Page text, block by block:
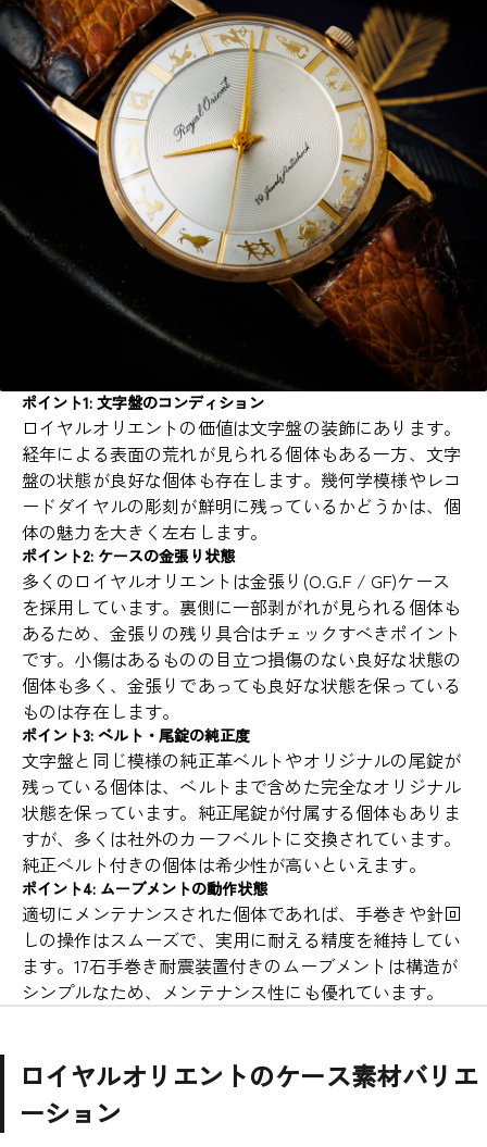
ポイント1: 文字盤のコンディション
ロイヤルオリエントの価値は文字盤の装飾にあります。
経年による表面の荒れが見られる個体もある一方、文字
盤の状態が良好な個体も存在します。幾何学模様やレコ
ードダイヤルの彫刻が鮮明に残っているかどうかは、個
体の魅力を大きく左右します。
ポイント2: ケースの金張り状態
多くのロイヤルオリエントは金張り(O.G.F / GF)ケース
を採用しています。裏側に一部剥がれが見られる個体も
あるため、金張りの残り具合はチェックすべきポイント
です。小傷はあるものの目立つ損傷のない良好な状態の
個体も多く、金張りであっても良好な状態を保っている
ものは存在します。
ポイント3: ベルト・尾錠の純正度
文字盤と同じ模様の純正革ベルトやオリジナルの尾錠が
残っている個体は、ベルトまで含めた完全なオリジナル
状態を保っています。純正尾錠が付属する個体もありま
すが、多くは社外のカーフベルトに交換されています。
純正ベルト付きの個体は希少性が高いといえます。
ポイント4: ムーブメントの動作状態
適切にメンテナンスされた個体であれば、手巻きや針回
しの操作はスムーズで、実用に耐える精度を維持してい
ます。17石手巻き耐震装置付きのムーブメントは構造が
シンプルなため、メンテナンス性にも優れています。
ロイヤルオリエントのケース素材バリエ
ーション